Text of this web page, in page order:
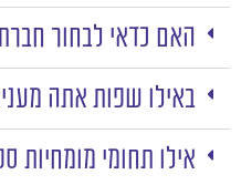
האם כדאי לבחור חברת
באילו שפות אתה
אילו תחומי מומחיות